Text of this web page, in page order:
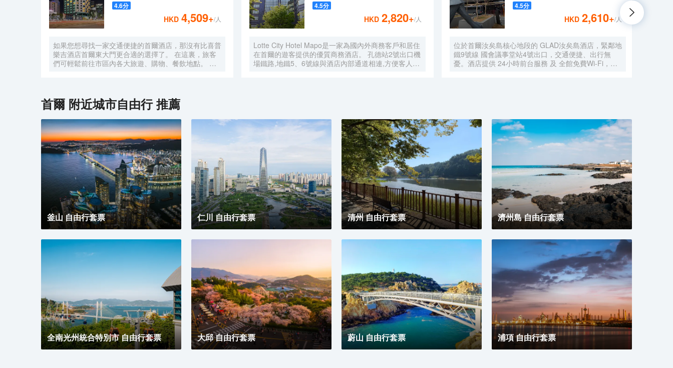
4.6分
HKD 4,509+/人
如果您想尋找一家交通便捷的首爾酒店，那沒有比喜普
樂吉酒店首爾東大門更合適的選擇了。 在這裏，旅客
們可輕鬆前往市區內各大旅遊、購物、餐飲地點。 紙
色服務有無線網絡, 洗衣服務/乾洗, 會議設施, 保險箱,
接送服務。 喜普樂吉酒店首爾東大門有裝修精美的客
房，每間都配有液晶電視/等離子電視, 空調, 冰箱, 無線
上網（免費）。 酒店內的健身中心是忙碌的一天後放
鬆身心的理想去處。 想在首爾尋找舒適又便捷的酒
店，就一定要考慮喜普樂吉酒店首爾東大門，能帶給您
賓至如歸的感覺。
4.5分
HKD 2,820+/人
Lotte City Hotel Mapo是一家為國內外商務客戶和居住
在首爾的遊客提供的優質商務酒店。 孔德站2號出口機
場鐵路,地鐵5、6號線與酒店內部通道相連,方便客人前
中心等設施,提供與眾不同的服務,為客人提供舒適的放
鬆和成功的商務環境。
4.5分
HKD 2,610+/人
位於首爾汝矣島核心地段的 GLAD汝矣島酒店，緊鄰地
鐵9號線 國會議事堂站4號出口，交通便捷、出行無
憂。酒店提供 24小時前台服務 及 全館免費Wi-Fi，讓
啟活力滿滿的一天。傍晚時分，不妨前往本店特色酒吧
Black Bar，品嚐精選 單一麥芽威士忌，或在14層的高
端日料餐廳 Kappo Aki，細品選用應季食材烹製的正宗
日本料理，體驗味蕾盛宴。 酒店步行 5分鐘可達國會
議事堂，15分鐘可達IFC Mall與The Hyundai Seoul現
代百貨，購物、休閒與商務活動輕鬆切換。前往 金浦
國際機場僅需約25分鐘車程，仁川國際機場約50分鐘
車程，是商務與旅行人士的理想之選。
首爾 附近城市自由行 推薦
釜山 自由行套票 仁川 自由行套票 清州 自由行套票 濟州島 自由行套票
全南光州統合特別市 自由行套票 大邱 自由行套票 蔚山 自由行套票 浦項 自由行套票